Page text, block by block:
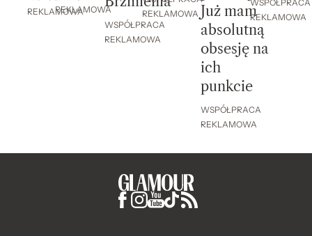
REKLAMOWAREKLAMOWA
WSPÓŁPRACA
REKLAMOWA
REKLAMOWA Już mam
absolutną
obsesję na
ich
punkcie
WSPÓŁPRACA
REKLAMOWA
WSPÓŁPRACA
REKLAMOWA